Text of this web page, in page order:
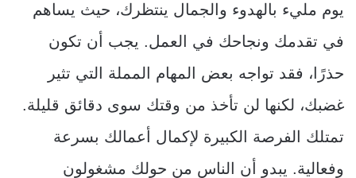
يوم مليء بالهدوء والجمال ينتظرك، حيث يساهم
في تقدمك ونجاحك في العمل. يجب أن تكون
حذرًا، فقد تواجه بعض المهام المملة التي تثير
غضبك، لكنها لن تأخذ من وقتك سوى دقائق قليلة.
تمتلك الفرصة الكبيرة لإكمال أعمالك بسرعة
وفعالية. يبدو أن الناس من حولك مشغولون